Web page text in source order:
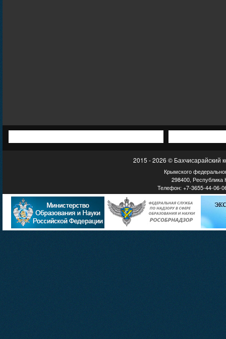
2015 - 2026 © Бахчисарайский
Крымского
298400, Республика
Телефон: +7-3655-44-06-